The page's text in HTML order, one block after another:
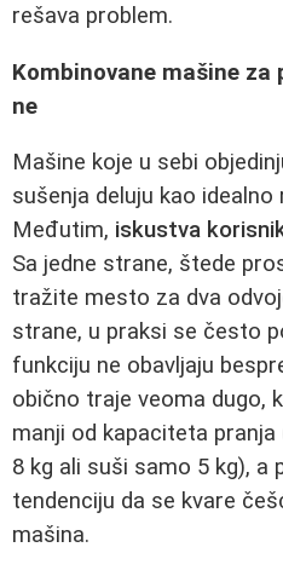
rešava problem.
Kombinovane mašine za
ne
Mašine koje u sebi
sušenja deluju kao
Međutim, iskustva
Sa jedne strane, štede
tražite mesto za dva
strane, u praksi se često
funkciju ne obavljaju
obično traje veoma dugo,
manji od kapaciteta
8 kg ali suši samo 5 kg), a
tendenciju da se kvare
mašina.